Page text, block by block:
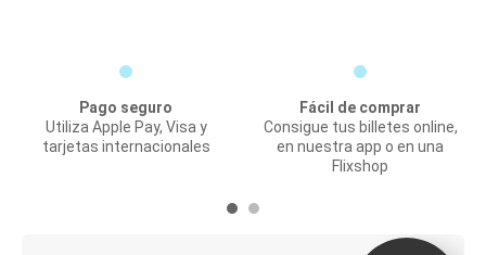
Pago seguro
Utiliza Apple Pay, Visa y
tarjetas internacionales
Fácil de comprar
Consigue tus billetes online,
en nuestra app o en una
Flixshop